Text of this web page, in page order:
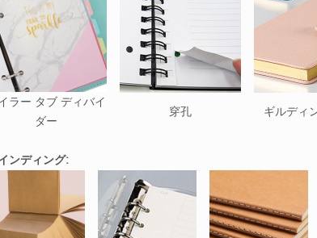
ラー タブ ディバイ
ダー
穿孔 ギルディ
ンディング: